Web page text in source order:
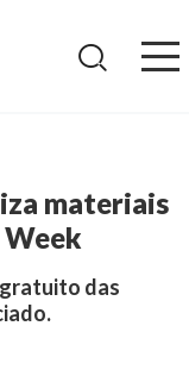
materiais
das